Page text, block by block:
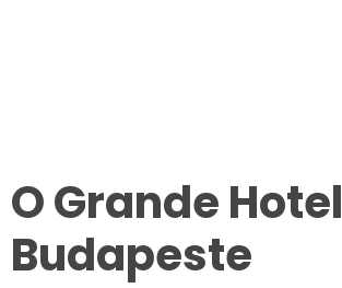
O Grande Hotel
Budapeste